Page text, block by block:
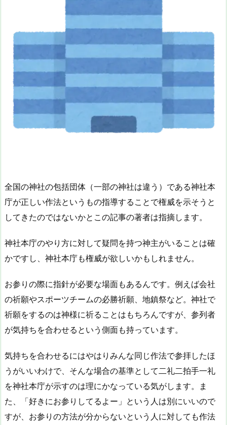
全国の神社の包括団体（一部の神社は違う）である神社本
庁が正しい作法というもの指導することで権威を示そうと
してきたのではないかとこの記事の著者は指摘します。
神社本庁のやり方に対して疑問を持つ神主がいることは確
かですし、神社本庁も権威が欲しいかもしれません。
お参りの際に指針が必要な場面もあるんです。例えば会社
の祈願やスポーツチームの必勝祈願、地鎮祭など。神社で
祈願をするのは神様に祈ることはもちろんですが、参列者
が気持ちを合わせるという側面も持っています。
気持ちを合わせるにはやはりみんな同じ作法で参拝したほ
うがいいわけで、そんな場合の基準として二礼二拍手一礼
を神社本庁が示すのは理にかなっている気がします。ま
た、「好きにお参りしてるよー」という人は別にいいので
すが、お参りの方法が分からないという人に対しても作法